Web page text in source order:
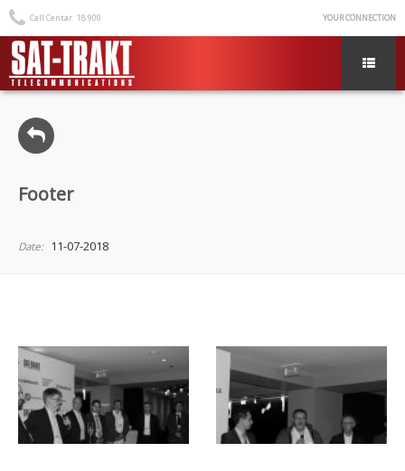
Call Centar 18 900 YOUR CONNECTION
Footer
Date: 11-07-2018